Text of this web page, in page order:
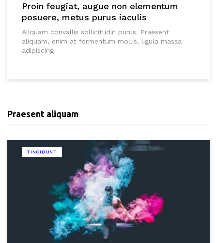
Proin feugiat, augue non elementum
posuere, metus purus iaculis
Aliquam convallis sollicitudin purus. Praesent
aliquam, enim at fermentum mollis, ligula massa
adipiscing
Praesent aliquam
TINCIDUNT